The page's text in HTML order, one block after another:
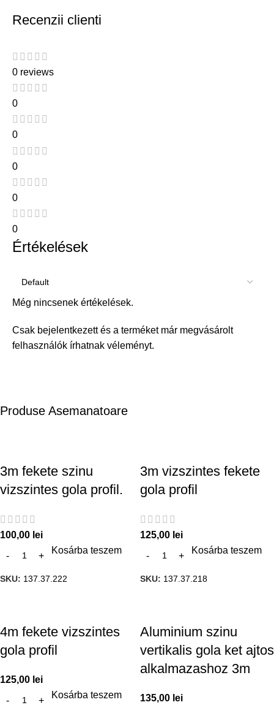
Recenzii clienti
0 reviews
0
0
0
0
0
Értékelések
Még nincsenek értékelések.
Csak bejelentkezett és a terméket már megvásárolt
felhasználók írhatnak véleményt.
Produse Asemanatoare
3m fekete szinu
vizszintes gola profil.
100,00 lei
Kosárba teszem
SKU: 137.37.222
3m vizszintes fekete
gola profil
125,00 lei
Kosárba teszem
SKU: 137.37.218
4m fekete vizszintes
gola profil
125,00 lei
Kosárba teszem
Aluminium szinu
vertikalis gola ket ajtos
alkalmazashoz 3m
135,00 lei